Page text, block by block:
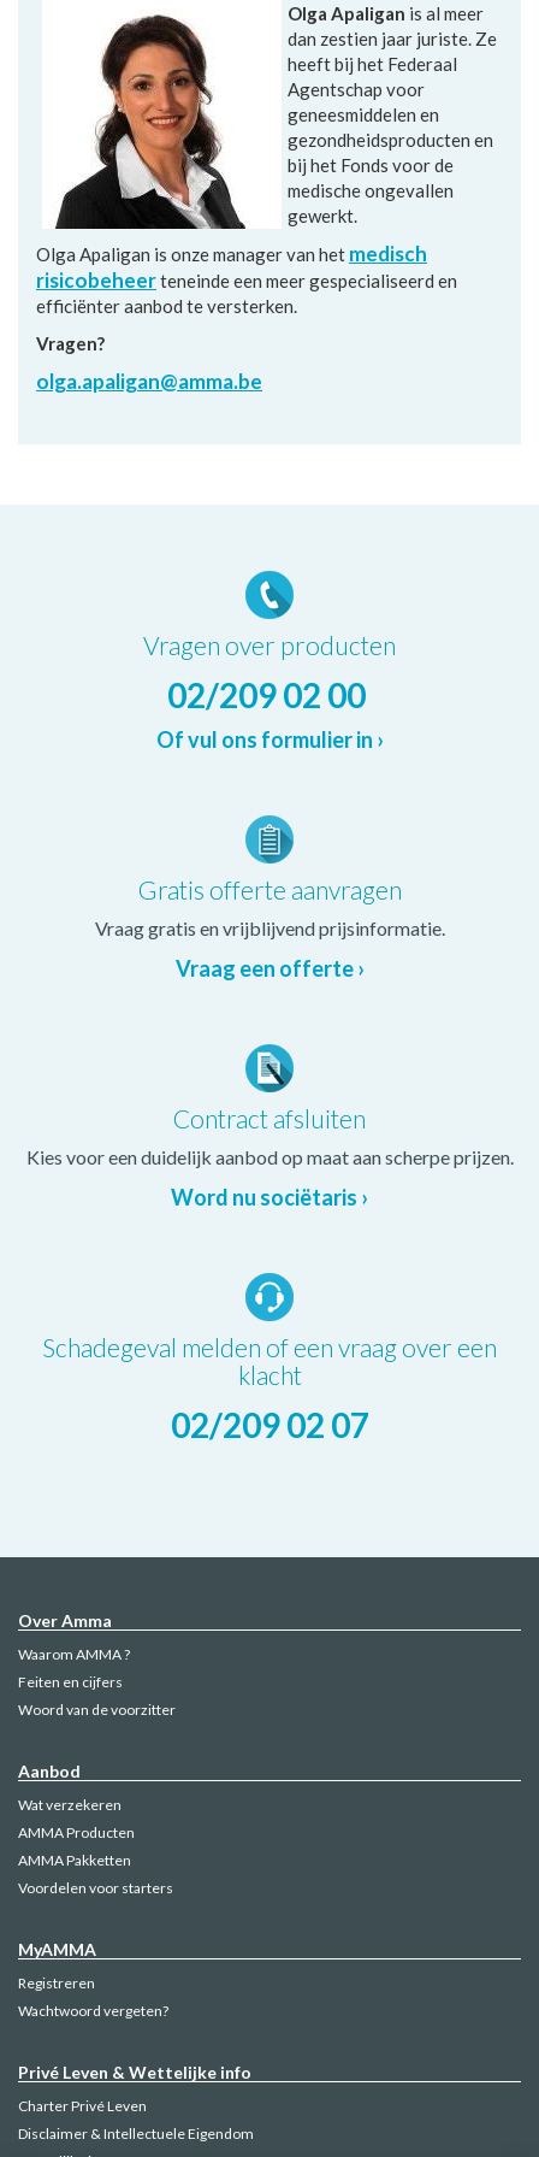
Olga Apaligan is al meer
dan zestien jaar juriste. Ze
heeft bij het Federaal
Agentschap voor
geneesmiddelen en
gezondheidsproducten en
bij het Fonds voor de
medische ongevallen
gewerkt.
Olga Apaligan is onze manager van het medisch
risicobeheerteneinde een meer gespecialiseerd en
efficiënter aanbod te versterken.
Vragen?
olga.apaligan@amma.be
Vragen over producten
02/209 02 00
Of vul ons formulier in ›
Gratis offerte aanvragen
Vraag gratis en vrijblijvend prijsinformatie.
Vraag een offerte ›
Contract afsluiten
Kies voor een duidelijk aanbod op maat aan scherpe prijzen.
Word nu sociëtaris ›
Schadegeval melden of een vraag over een
klacht
02/209 02 07
Over Amma
Waarom AMMA ?
Feiten en cijfers
Woord van de voorzitter
Aanbod
Wat verzekeren
AMMA Producten
AMMA Pakketten
Voordelen voor starters
MyAMMA
Registreren
Wachtwoord vergeten?
Privé Leven & Wettelijke info
Charter Privé Leven
Disclaimer & Intellectuele Eigendom